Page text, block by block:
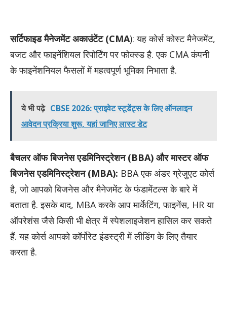
सर्टिफाइड मैनेजमेंट अकाउंटेंट (CMA): यह कोर्स कोस्ट मैनेजमेंट,
बजट और फाइनेंशियल रिपोर्टिंग पर फोक्स्ड है. एक CMA कंपनी
के फाइनेंशनियल फैसलों में महत्वपूर्ण भूमिका निभाता है.
ये भी पढ़े CBSE 2026: प्राइवेट स्टूडेंट्स के लिए ऑनलाइन
आवेदन प्रक्रिया शुरू, यहां जानिए लास्ट डेट
बैचलर ऑफ बिजनेस एडमिनिस्ट्रेशन (BBA) और मास्टर ऑफ
बिजनेस एडमिनिस्ट्रेशन (MBA): BBA एक अंडर ग्रेजुएट कोर्स
है, जो आपको बिजनेस और मैनेजमेंट के फंडामेंटल्स के बारे में
बताता है. इसके बाद, MBA करके आप मार्केटिंग, फाइनेंस, HR या
ऑपरेशंस जैसे किसी भी क्षेत्र में स्पेशलाइजेशन हासिल कर सकते
हैं. यह कोर्स आपको कॉर्पोरेट इंडस्ट्री में लीडिंग के लिए तैयार
करता है.